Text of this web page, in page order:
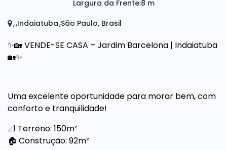
Largura da Frente:8 m
Indaiatuba São Paulo, Brasil
✨🏡 VENDE-SE CASA – Jardim Barcelona | Indaiatuba
🏡✨
Uma excelente oportunidade para morar bem, com
conforto e tranquilidade!
📐 Terreno: 150m²
🏠 Construção: 92m²